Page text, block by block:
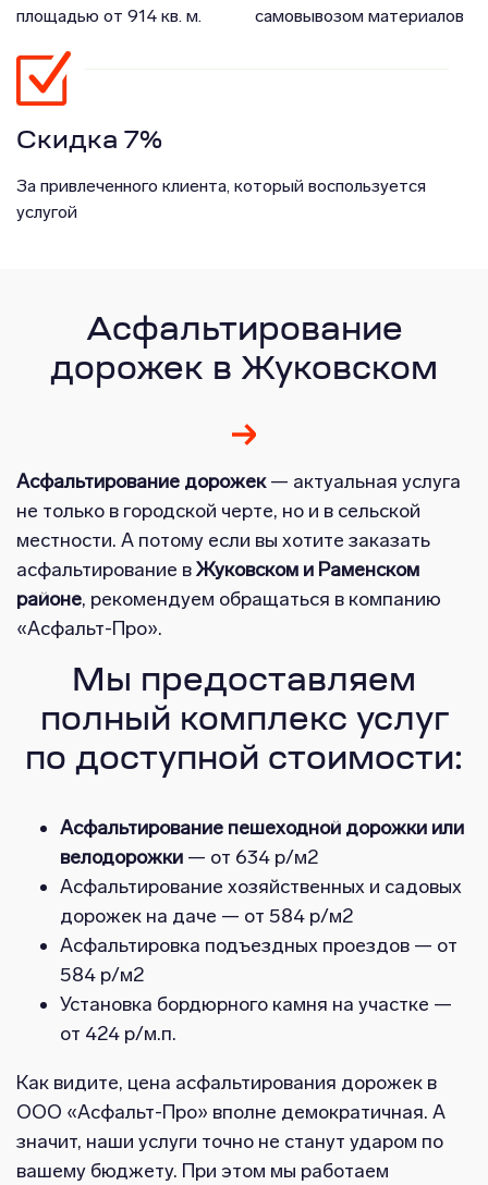
площадью от 914 кв. м.
самовывозом материалов
Скидка 7%
За привлеченного клиента, который воспользуется
услугой
Асфальтирование
дорожек в Жуковском
Асфальтирование дорожек— актуальная услуга
не только в городской черте, но и в сельской
местности. А потому если вы хотите заказать
асфальтирование вЖуковском и Раменском
районе, рекомендуем обращаться в компанию
«Асфальт-Про».
Мы предоставляем
полный комплекс услуг
по доступной стоимости:
Асфальтирование пешеходной дорожки или
велодорожки — от 634 р/м2
Асфальтирование хозяйственных и садовых
дорожек на даче — от 584 р/м2
Асфальтировка подъездных проездов — от
584 р/м2
Установка бордюрного камня на участке —
от 424 р/м.п.
Как видите, цена асфальтирования дорожек в
ООО «Асфальт-Про» вполне демократичная. А
значит, наши услуги точно не станут ударом по
вашему бюджету. При этом мы работаем